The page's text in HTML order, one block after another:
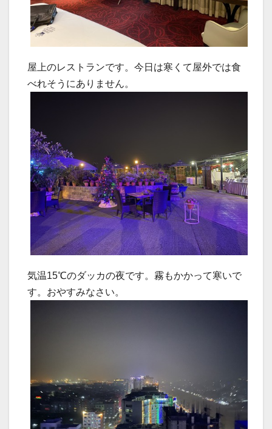
屋上のレストランです。今日は寒くて屋外では食
べれそうにありません。
気温15℃のダッカの夜です。霧もかかって寒いで
す。おやすみなさい。